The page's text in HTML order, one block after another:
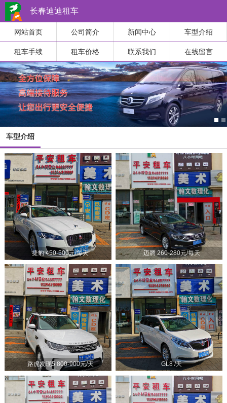
长春迪迪租车
网站首页 公司简介 新闻中心 车型介绍
租车手续 租车价格 联系我们 在线留言
车型介绍
捷豹 450-500元/每天 迈腾 260-280元/每天
路虎发现5 800-900元/天 GL8 /天